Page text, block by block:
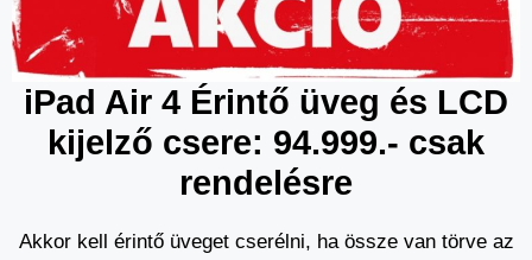
iPad Air 4 Érintő üveg és LCD
kijelző csere: 94.999.- csak
rendelésre
Akkor kell érintő üveget cserélni, ha össze van törve az